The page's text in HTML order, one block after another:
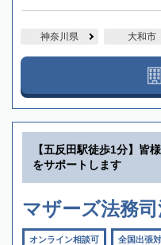
神奈川県 大和市
【五反田駅徒歩1分】皆
をサポートします
マザーズ法務
オンライン相談可 全国出張